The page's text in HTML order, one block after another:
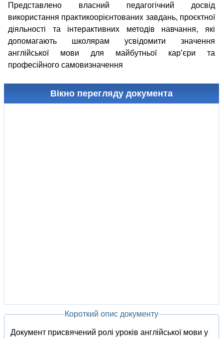
Представлено власний педагогічний досвід
використання практикоорієнтованих завдань, проєктної
діяльності та інтерактивних методів навчання, які
допомагають школярам усвідомити значення
англійської мови для майбутньої кар’єри та
професійного самовизначення
Вікно перегляду документа
Короткий опис документу
Документ присвячений ролі уроків англійської мови у